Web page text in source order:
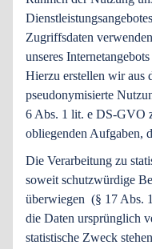
Zugriffsdaten
unseres
Hierzu erstellen wir aus
pseudonymisierte
6 Abs. 1 lit. e DS-GVO
obliegenden Aufgaben,
Die Verarbeitung zu
soweit schutzwürdige
überwiegen (§ 17 Abs.
die Daten ursprünglich
statistische Zweck